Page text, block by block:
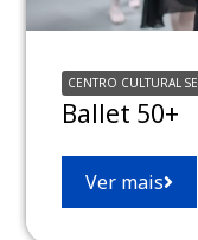
CENTRO CULTURAL
Ballet 50+
Ver mais